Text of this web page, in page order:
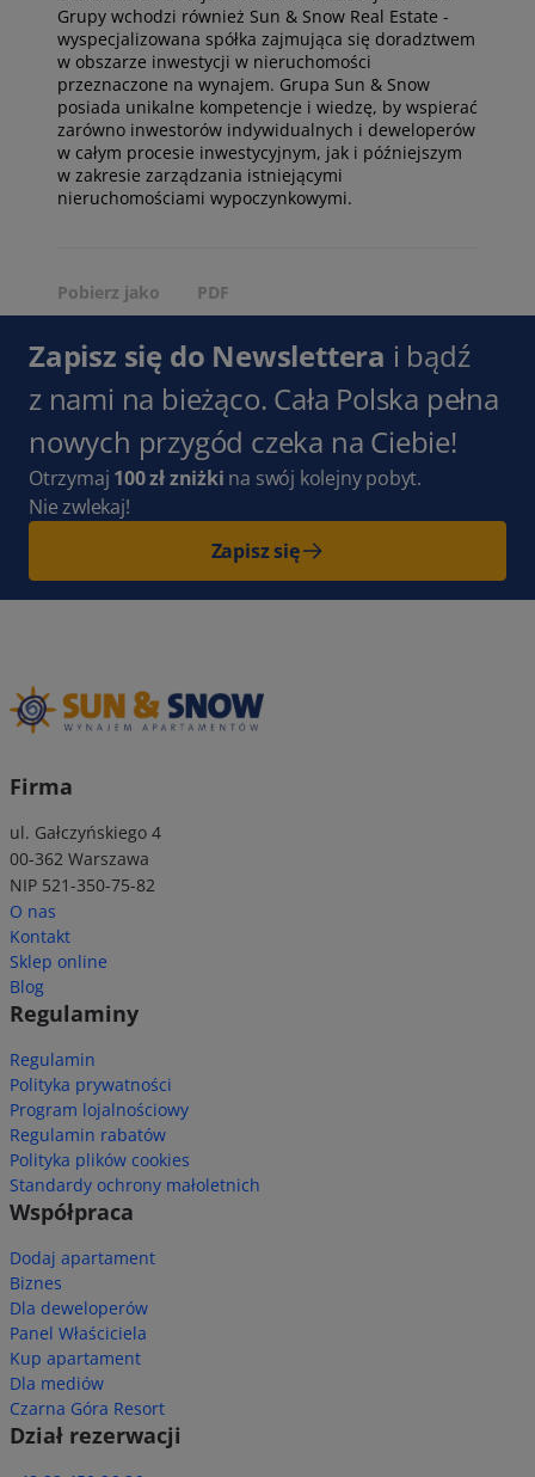
Grupy wchodzi również Sun & Snow Real Estate -
wyspecjalizowana spółka zajmująca się doradztwem
w obszarze inwestycji w nieruchomości
przeznaczone na wynajem. Grupa Sun & Snow
posiada unikalne kompetencje i wiedzę, by wspierać
zarówno inwestorów indywidualnych i deweloperów
w całym procesie inwestycyjnym, jak i późniejszym
w zakresie zarządzania istniejącymi
nieruchomościami wypoczynkowymi.
Pobierz jako PDF
Zapisz się do Newslettera i bądź
z nami na bieżąco. Cała Polska pełna
nowych przygód czeka na Ciebie!
Otrzymaj 100 zł zniżki na swój kolejny pobyt.
Nie zwlekaj!
Zapisz się
Firma
ul. Gałczyńskiego 4
00-362 Warszawa
NIP 521-350-75-82
O nas
Kontakt
Sklep online
Blog
Regulaminy
Regulamin
Polityka prywatności
Program lojalnościowy
Regulamin rabatów
Polityka plików cookies
Standardy ochrony małoletnich
Współpraca
Dodaj apartament
Biznes
Dla deweloperów
Panel Właściciela
Kup apartament
Dla mediów
Czarna Góra Resort
Dział rezerwacji